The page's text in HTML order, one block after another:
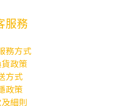
服務
務方式
政策
方式
政策
細則